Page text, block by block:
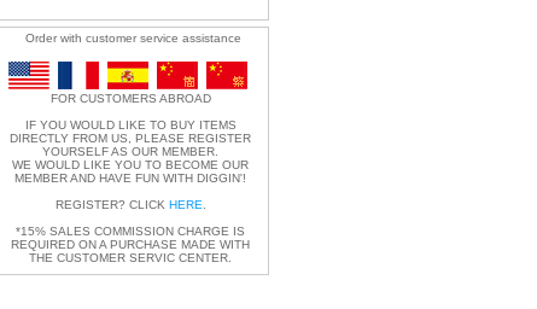
Order with customer service assistance
FOR CUSTOMERS ABROAD
IF YOU WOULD LIKE TO BUY ITEMS
DIRECTLY FROM US, PLEASE REGISTER
YOURSELF AS OUR MEMBER.
WE WOULD LIKE YOU TO BECOME OUR
MEMBER AND HAVE FUN WITH DIGGIN'!
REGISTER? CLICK HERE
*15% SALES COMMISSION CHARGE IS
REQUIRED ON A PURCHASE MADE WITH
THE CUSTOMER SERVIC CENTER.